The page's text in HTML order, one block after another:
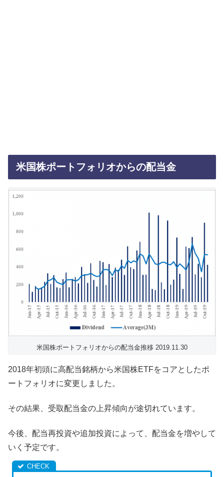
米国株ポートフォリオからの配当金
米国株ポートフォリオからの配当金推移 2019.11.30
2018年初頭に高配当銘柄から米国株ETFをコアとしたポ
ートフォリオに変更しました。
その結果、受取配当金の上昇傾向が途切れています。
今後、配当再投資や追加投資によって、配当金を増やして
いく予定です。